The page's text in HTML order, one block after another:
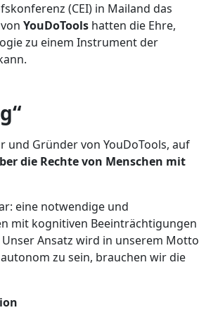
(CEI) in Mailand das
YouDoTools hatten die Ehre,
zu einem Instrument der
und Gründer von YouDoTools, auf
die Rechte von Menschen mit
eine notwendige und
mit kognitiven Beeinträchtigungen
Ansatz wird in unserem Motto
zu sein, brauchen wir die